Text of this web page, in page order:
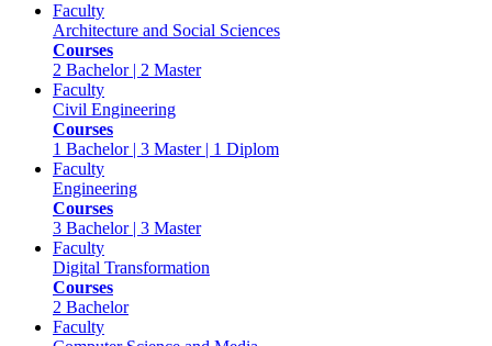
Faculty
Architecture and Social Sciences
Courses
2 Bachelor | 2 Master
Faculty
Civil Engineering
Courses
1 Bachelor | 3 Master | 1 Diplom
Faculty
Engineering
Courses
3 Bachelor | 3 Master
Faculty
Digital Transformation
Courses
2 Bachelor
Faculty